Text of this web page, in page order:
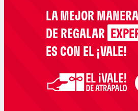
LA MEJOR MANERA
DE REGALAR
ES CON EL ¡VALE!